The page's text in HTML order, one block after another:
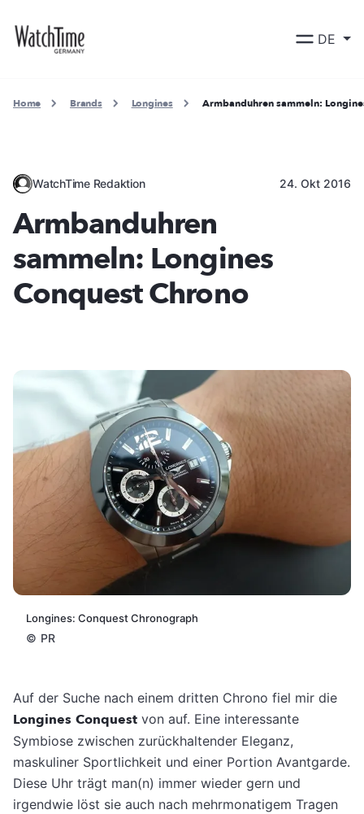
DE
Home Brands Longines Armbanduhren sammeln:
WatchTime Redaktion 24. Okt 2016
Armbanduhren
sammeln: Longines
Conquest Chrono
Longines: Conquest Chronograph
© PR
Auf der Suche nach einem dritten Chrono fiel mir die
Longines Conquest von auf. Eine interessante
Symbiose zwischen zurückhaltender Eleganz,
maskuliner Sportlichkeit und einer Portion Avantgarde.
Diese Uhr trägt man(n) immer wieder gern und
irgendwie löst sie auch nach mehrmonatigem Tragen